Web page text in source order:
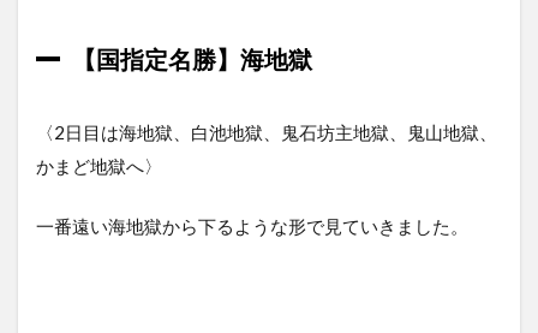
【国指定名勝】海地獄
〈2日目は海地獄、白池地獄、鬼石坊主地獄、鬼山地獄、
かまど地獄へ〉
一番遠い海地獄から下るような形で見ていきました。